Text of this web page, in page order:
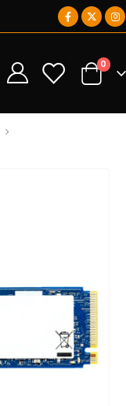
0 0